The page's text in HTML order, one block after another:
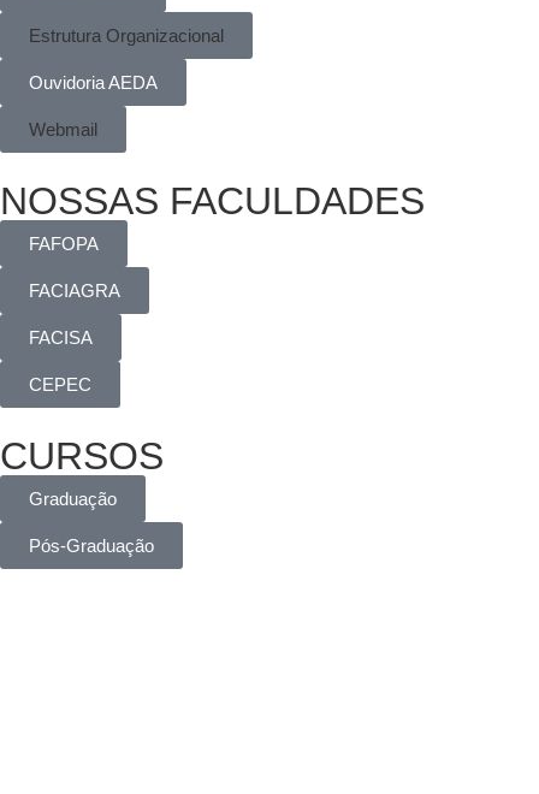
Estrutura Organizacional
Ouvidoria AEDA
Webmail
NOSSAS FACULDADES
FAFOPA
FACIAGRA
FACISA
CEPEC
CURSOS
Graduação
Pós-Graduação